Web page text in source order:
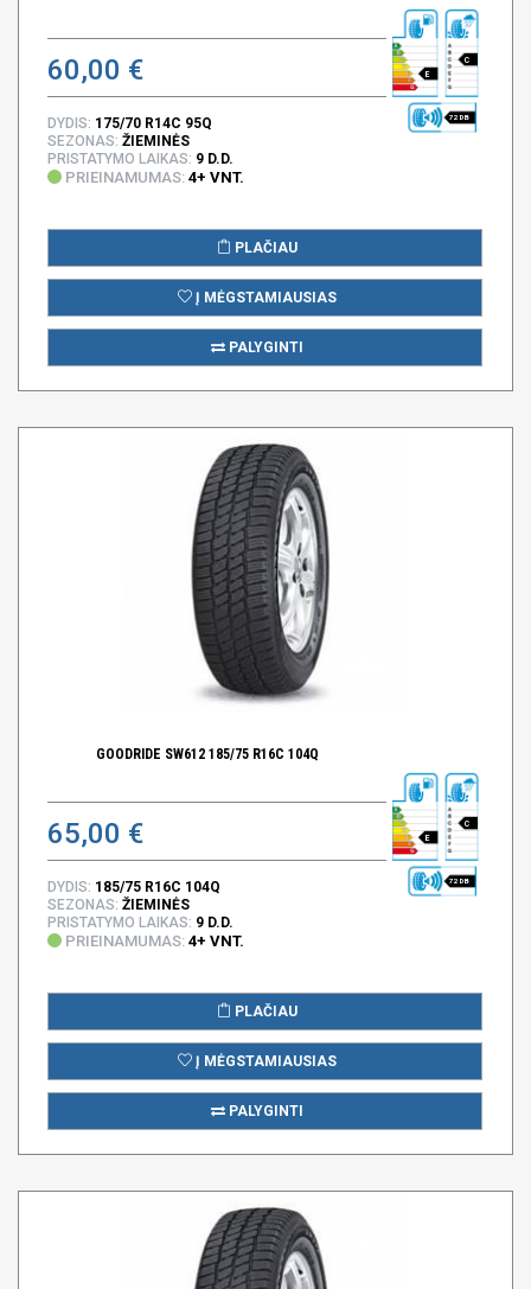
60,00 € E
C
72 DB
DYDIS: 175/70 R14C 95Q
SEZONAS: ŽIEMINĖS
PRISTATYMO LAIKAS: 9 D.D.
PRIEINAMUMAS: 4+ VNT.
PLAČIAU
Į MĖGSTAMIAUSIAS
PALYGINTI
GOODRIDE SW612 185/75 R16C 104Q
65,00 € E
C
72 DB
DYDIS: 185/75 R16C 104Q
SEZONAS: ŽIEMINĖS
PRISTATYMO LAIKAS: 9 D.D.
PRIEINAMUMAS: 4+ VNT.
PLAČIAU
Į MĖGSTAMIAUSIAS
PALYGINTI